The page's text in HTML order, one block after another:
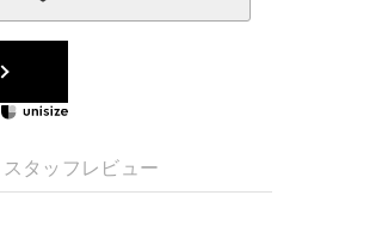
スタッフレビュー